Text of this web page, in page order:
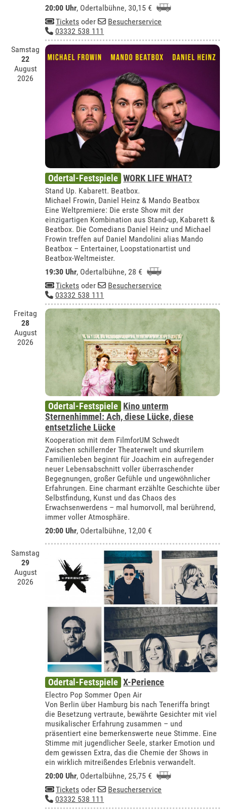
20:00 Uhr, Odertalbühne, 30,15 €
Tickets oder
Besucherservice
03332 538 111
Samstag
22
August
2026
Odertal-Festspiele WORK LIFE WHAT?
Stand Up. Kabarett. Beatbox.
Michael Frowin, Daniel Heinz & Mando Beatbox
Eine Weltpremiere: Die erste Show mit der
einzigartigen Kombination aus Stand-up, Kabarett &
Beatbox. Die Comedians Daniel Heinz und Michael
Frowin treffen auf Daniel Mandolini alias Mando
Beatbox – Entertainer, Loopstationartist und
Beatbox-Weltmeister.
19:30 Uhr, Odertalbühne, 28 €
Tickets oder
Besucherservice
03332 538 111
Freitag
28
August
2026
Odertal-Festspiele Kino unterm
Sternenhimmel: Ach, diese Lücke, diese
entsetzliche Lücke
Kooperation mit dem FilmforUM Schwedt
Zwischen schillernder Theaterwelt und skurrilem
Familienleben beginnt für Joachim ein aufregender
neuer Lebensabschnitt voller überraschender
Begegnungen, großer Gefühle und ungewöhnlicher
Erfahrungen. Eine charmant erzählte Geschichte über
Selbstfindung, Kunst und das Chaos des
Erwachsenwerdens – mal humorvoll, mal berührend,
immer voller Atmosphäre.
20:00 Uhr, Odertalbühne, 12,00 €
Samstag
29
August
2026
Odertal-Festspiele X-Perience
Electro Pop Sommer Open Air
Von Berlin über Hamburg bis nach Teneriffa bringt
die Besetzung vertraute, bewährte Gesichter mit viel
musikalischer Erfahrung zusammen – und
präsentiert eine bemerkenswerte neue Stimme. Eine
Stimme mit jugendlicher Seele, starker Emotion und
dem gewissen Extra, das die Chemie der Shows in
ein wirklich mitreißendes Erlebnis verwandelt.
20:00 Uhr, Odertalbühne, 25,75 €
Tickets oder
Besucherservice
03332 538 111